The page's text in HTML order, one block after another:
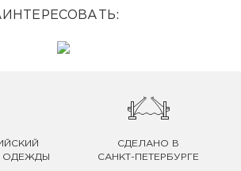
ОДЕЖДЫ
СДЕЛАНО В
САНКТ-ПЕТЕРБУРГЕ